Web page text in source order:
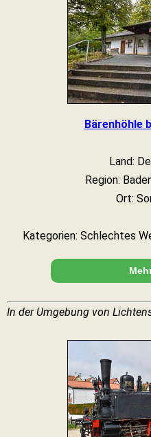
Bärenhöhle
Land:
Region:
Ort:
Kategorien: Schlechtes
In der Umgebung von